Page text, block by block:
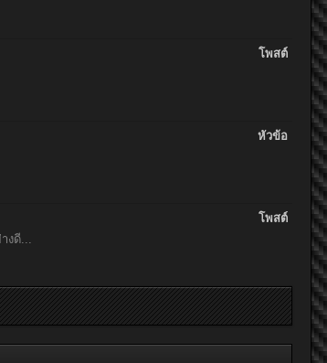
โพสต์
หัวข้อ
โพสต์
งดี...